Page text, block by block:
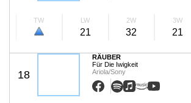
TW LW
21
2W
32
3W
21
18
RÄUBER
Für Die Iwigkeit
Ariola/Sony